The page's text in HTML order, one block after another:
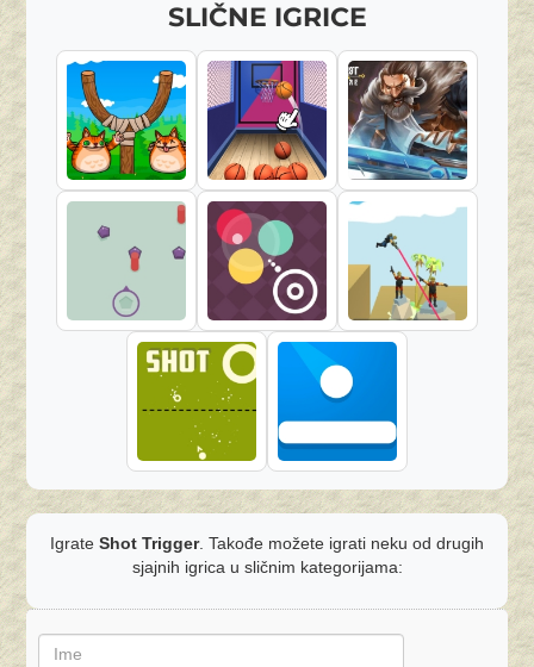
SLIČNE IGRICE
Igrate Shot Trigger. Takođe možete igrati neku od drugih
sjajnih igrica u sličnim kategorijama: